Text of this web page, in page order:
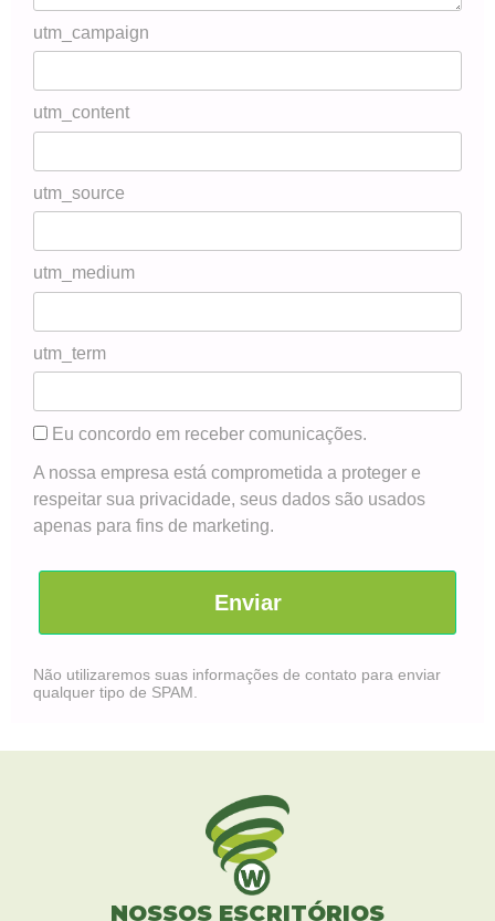
utm_campaign
utm_content
utm_source
utm_medium
utm_term
Eu concordo em receber comunicações.
A nossa empresa está comprometida a proteger e
respeitar sua privacidade, seus dados são usados
apenas para fins de marketing.
Enviar
Não utilizaremos suas informações de contato para enviar
qualquer tipo de SPAM.
NOSSOS ESCRITÓRIOS